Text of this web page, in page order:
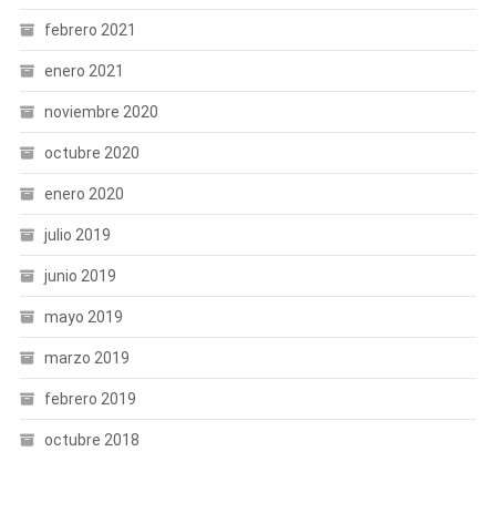
febrero 2021
enero 2021
noviembre 2020
octubre 2020
enero 2020
julio 2019
junio 2019
mayo 2019
marzo 2019
febrero 2019
octubre 2018